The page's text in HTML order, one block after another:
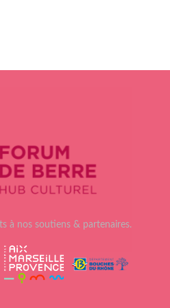
à nos soutiens & partenaires.